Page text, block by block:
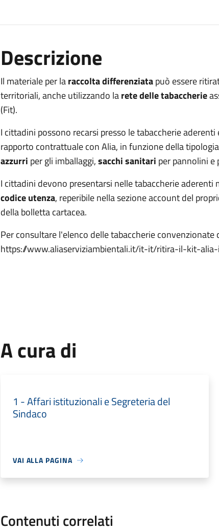
Descrizione
Il materiale per laraccolta differenziatapuò essere
territoriali, anche utilizzando larete delle tabaccherie
(Fit).
I cittadini possono recarsi presso le tabaccherie aderenti
rapporto contrattuale con Alia, in funzione della
azzurri per gli imballaggi,sacchi sanitari per pannolini e
I cittadini devono presentarsi nelle tabaccherie aderenti
codice utenza, reperibile nella sezione account del
della bolletta cartacea.
Per consultare l'elenco delle tabaccherie convenzionate
https://www.aliaserviziambientali.it/it-it/ritira-il-kit-
A cura di
1 - Affari istituzionali e Segreteria del
Sindaco
VAI ALLA PAGINA
Contenuti correlati